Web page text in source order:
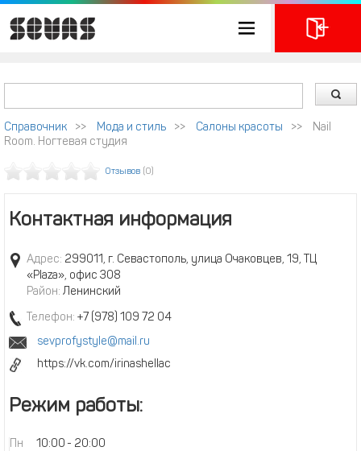
Справочник >> Мода и стиль >> Салоны красоты >>
Nail
Room. Ногтевая студия
Отзывов (0)
Контактная информация
Адрес: 299011, г. Севастополь, улица Очаковцев, 19, ТЦ
«Plaza», офис 308
Район: Ленинский
Телефон: +7 (978) 109 72 04
sevprofystyle@mail.ru
https://vk.com/irinashellac
Режим работы:
Пн 10:00 - 20:00